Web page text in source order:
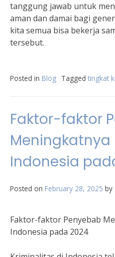
tanggung jawab untuk
aman dan damai bagi
kita semua bisa bekerja
tersebut.
Posted in Blog Tagged tingkat
Faktor-faktor
Indonesia
Posted on February 28, 2025 by
Faktor-faktor Penyebab
Indonesia pada 2024